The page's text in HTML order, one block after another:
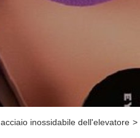
inossidabile dell'elevatore >